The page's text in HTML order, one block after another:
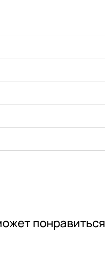
понравиться